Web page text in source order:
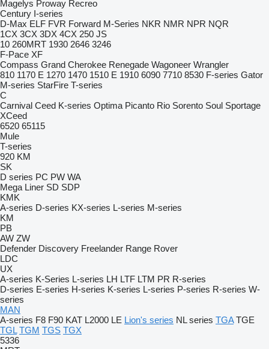
Magelys Proway Recreo
Century I-series
D-Max ELF FVR Forward M-Series NKR NMR NPR NQR
1CX 3CX 3DX 4CX 250 JS
10 260MRT 1930 2646 3246
F-Pace XF
Compass Grand Cherokee Renegade Wagoneer Wrangler
810 1170 E 1270 1470 1510 E 1910 6090 7710 8530 F-series Gator
M-series StarFire T-series
C
Carnival Ceed K-series Optima Picanto Rio Sorento Soul Sportage
XCeed
6520 65115
Mule
T-series
920 KM
SK
D series PC PW WA
Mega Liner SD SDP
KMK
A-series D-series KX-series L-series M-series
KM
PB
AW ZW
Defender Discovery Freelander Range Rover
LDC
UX
A-series K-Series L-series LH LTF LTM PR R-series
D-series E-series H-series K-series L-series P-series R-series W-
series
MAN
A-series F8 F90 KAT L2000 LE Lion's series NL series TGA TGE
TGL TGM TGS TGX
5336